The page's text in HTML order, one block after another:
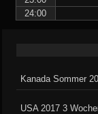
24:00
Kanada Sommer
USA 2017 3